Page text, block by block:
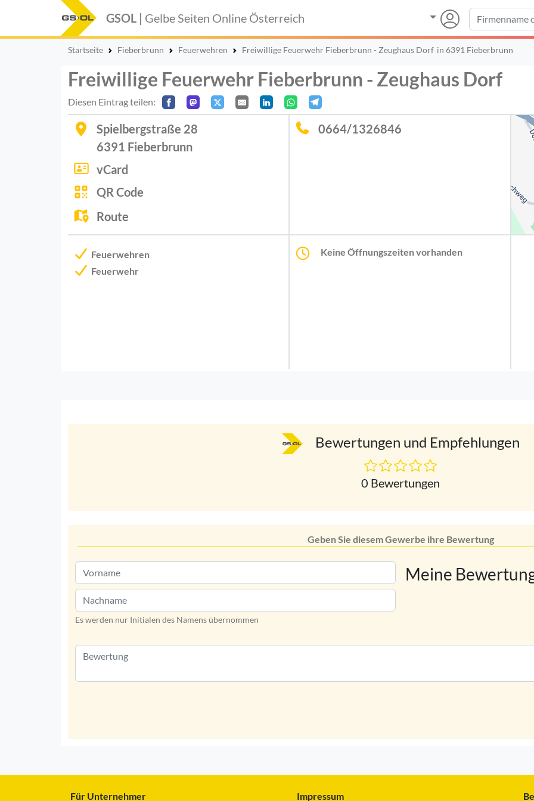
GSOL | Gelbe Seiten Online Österreich
Startseite Fieberbrunn Feuerwehren Freiwillige Feuerwehr Fieberbrunn - Zeughaus Dorf in 6391 Fieberbrunn
Freiwillige Feuerwehr Fieberbrunn - Zeughaus Dorf
Diesen Eintrag teilen:
Spielbergstraße 28
6391 Fieberbrunn
vCard
QR Code
Route
0664/1326846
Feuerwehren
Feuerwehr
Keine Öffnungszeiten vorhanden
Bewertungen und Empfehlungen
0 Bewertungen
Geben Sie diesem Gewerbe ihre Bewertung
Es werden nur Initialen des Namens übernommen
Meine
Für Unternehmer Impressum